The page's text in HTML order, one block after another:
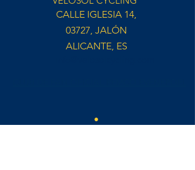
CALLE IGLESIA 14,
03727, JALÓN
ALICANTE, ES
•